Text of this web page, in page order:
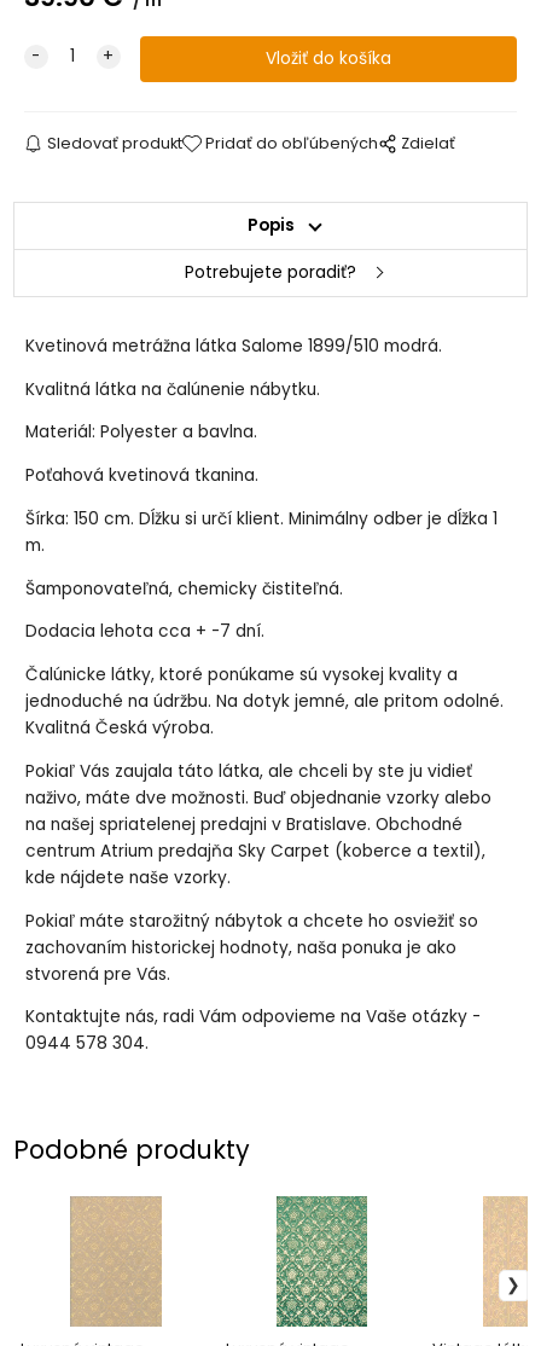
Sledovať produkt Pridať do obľúbených Zdielať
Popis
Potrebujete poradiť?
Kvetinová metrážna látka Salome 1899/510 modrá.
Kvalitná látka na čalúnenie nábytku.
Materiál: Polyester a bavlna.
Poťahová kvetinová tkanina.
Šírka: 150 cm. Dĺžku si určí klient. Minimálny odber je dĺžka 1
m.
Šamponovateľná, chemicky čistiteľná.
Dodacia lehota cca + -7 dní.
Čalúnicke látky, ktoré ponúkame sú vysokej kvality a
jednoduché na údržbu. Na dotyk jemné, ale pritom odolné.
Kvalitná Česká výroba.
Pokiaľ Vás zaujala táto látka, ale chceli by ste ju vidieť
naživo, máte dve možnosti. Buď objednanie vzorky alebo
na našej spriatelenej predajni v Bratislave. Obchodné
centrum Atrium predajňa Sky Carpet (koberce a textil),
kde nájdete naše vzorky.
Pokiaľ máte starožitný nábytok a chcete ho osviežiť so
zachovaním historickej hodnoty, naša ponuka je ako
stvorená pre Vás.
Kontaktujte nás, radi Vám odpovieme na Vaše otázky -
0944 578 304.
Podobné produkty